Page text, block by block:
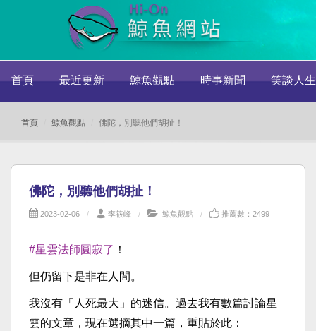
首頁 最近更新 鯨魚觀點 時事新聞 笑談人生
首頁 鯨魚觀點 佛陀，別聽他們胡扯！
佛陀，別聽他們胡扯！
2023-02-06 李筱峰 鯨魚觀點 推薦數：2499
#星雲法師圓寂了 ！
但仍留下是非在人間。
我沒有「人死最大」的迷信。過去我有數篇討論星
雲的文章，現在選摘其中一篇，重貼於此：